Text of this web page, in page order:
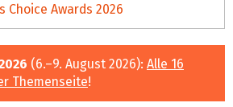
Choice Awards 2026
(6.–9. August 2026): Alle 16
Themenseite!